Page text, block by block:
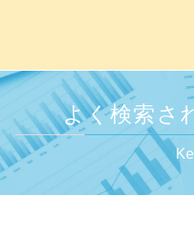
よく検索さ